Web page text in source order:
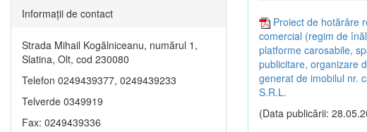
Proiect de hotărâre
comercial (regim de
platforme carosabile,
publicitare, organizare
generat de imobilul nr.
S.R.L.
(Data publicării:
Informaţii de contact
Strada Mihail Kogălniceanu, numărul 1,
Slatina, Olt, cod 230080
Telefon 0249439377, 0249439233
Telverde 0349919
Fax: 0249439336